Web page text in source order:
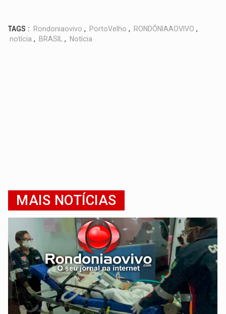
TAGS : Rondoniaovivo , PortoVelho , RONDÔNIAAOVIVO ,
notícia , BRASIL , Notícia
MAIS NOTÍCIAS